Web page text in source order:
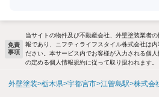
免責
事項
当サイトの物件及び不動産会社、外壁塗装業者
報であり、ニフティライフスタイル株式会社は
ださい。本サービス内でお客様が入力される個
の定める個人情報規約に従って取り扱われます。
外壁塗装 栃木県 宇都宮市 江曽島駅 株式会